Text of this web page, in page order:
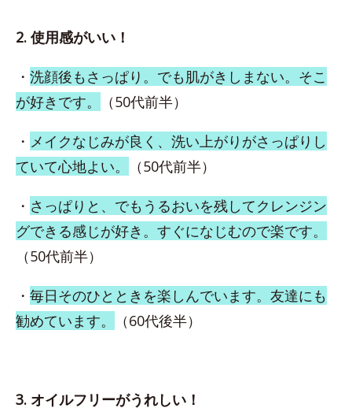
2. 使用感がいい！
・ 洗顔後もさっぱり。でも肌がきしまない。そこ
が好きです。
（50代前半）
・ メイクなじみが良く、洗い上がりがさっぱりし
ていて心地よい。
（50代前半）
・ さっぱりと、でもうるおいを残してクレンジン
グできる感じが好き。すぐになじむので楽です。
（50代前半）
・ 毎日そのひとときを楽しんでいます。友達にも
勧めています。
（60代後半）
3. オイルフリーがうれしい！